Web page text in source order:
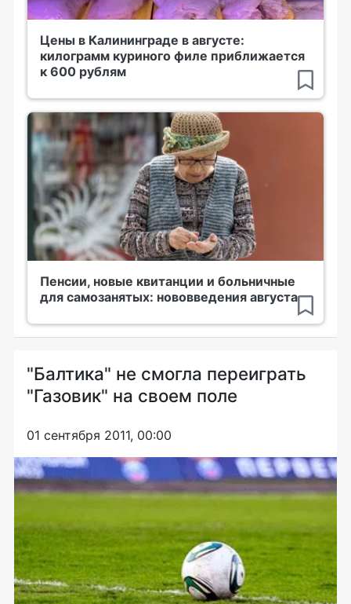
Цены в Калининграде в августе:
килограмм куриного филе приближается
к 600 рублям
Пенсии, новые квитанции и больничные
для самозанятых: нововведения августа
"Балтика" не смогла переиграть
"Газовик" на своем поле
01 сентября 2011, 00:00